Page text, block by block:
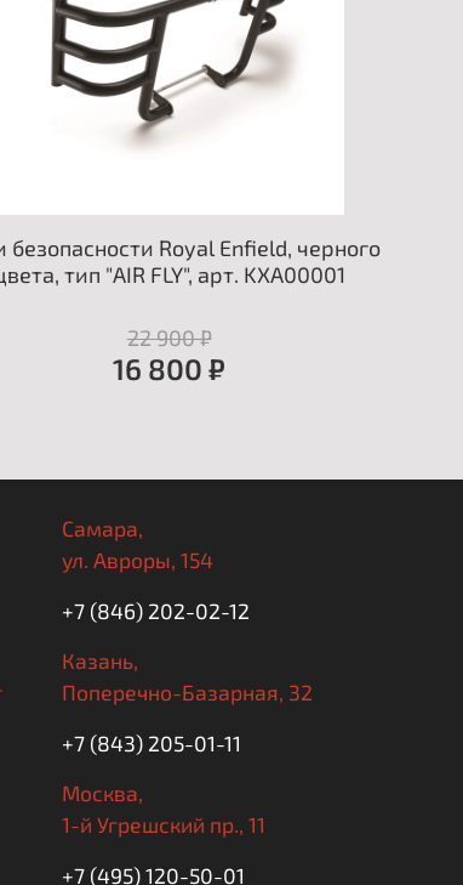
безопасности Royal Enfield, черного
тип "AIR FLY", арт. KXA00001
22 900 ₽
16 800 ₽
Самара,
ул. Авроры, 154
+7 (846) 202-02-12
Казань,
Поперечно-Базарная, 32
+7 (843) 205-01-11
Москва,
1-й Угрешский пр., 11
+7 (495) 120-50-01